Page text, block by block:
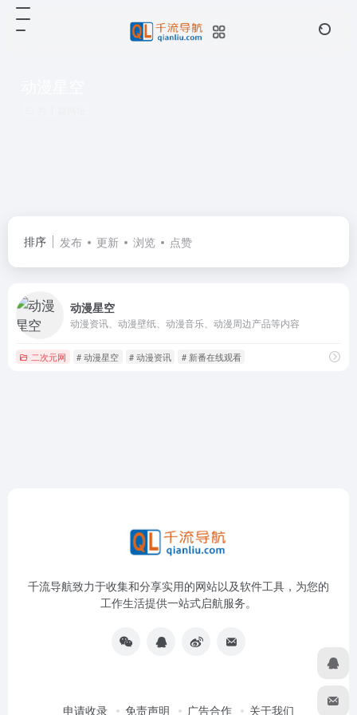
排序 发布 更新 浏览 点赞
动漫星空
动漫资讯、动漫壁纸、动漫音乐、动漫周边产品等内容
二次元网 # 动漫星空 # 动漫资讯 # 新番在线观看
千流导航致力于收集和分享实用的网站以及软件工具，为您的
工作生活提供一站式启航服务。
申请收录 免责声明 广告合作 关于我们